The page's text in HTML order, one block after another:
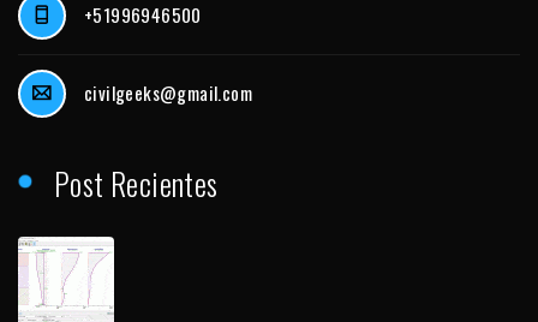
+51996946500
civilgeeks@gmail.com
Post Recientes